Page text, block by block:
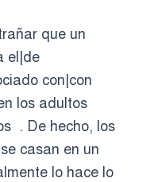
que un
el|de
con|con
los adultos
. De hecho, los
casan en un
lo hace lo